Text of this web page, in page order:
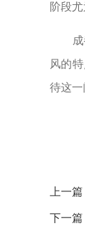
阶段
成都
风的
待这一
上一篇
下一篇